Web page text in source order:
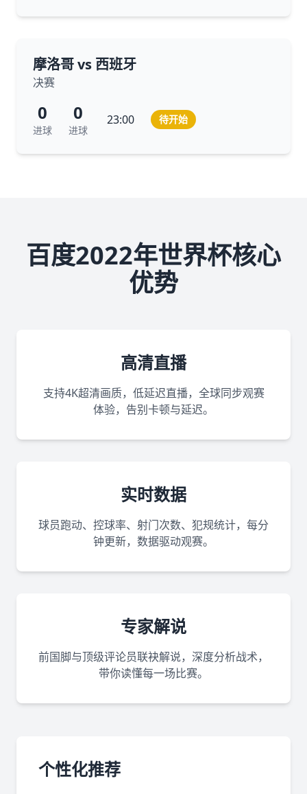
摩洛哥 vs 西班牙
决赛
0
进球
0
进球
23:00 待开始
百度2022年世界杯核心
优势
高清直播
支持4K超清画质，低延迟直播，全球同步观赛
体验，告别卡顿与延迟。
实时数据
球员跑动、控球率、射门次数、犯规统计，每分
钟更新，数据驱动观赛。
专家解说
前国脚与顶级评论员联袂解说，深度分析战术，
带你读懂每一场比赛。
个性化推荐